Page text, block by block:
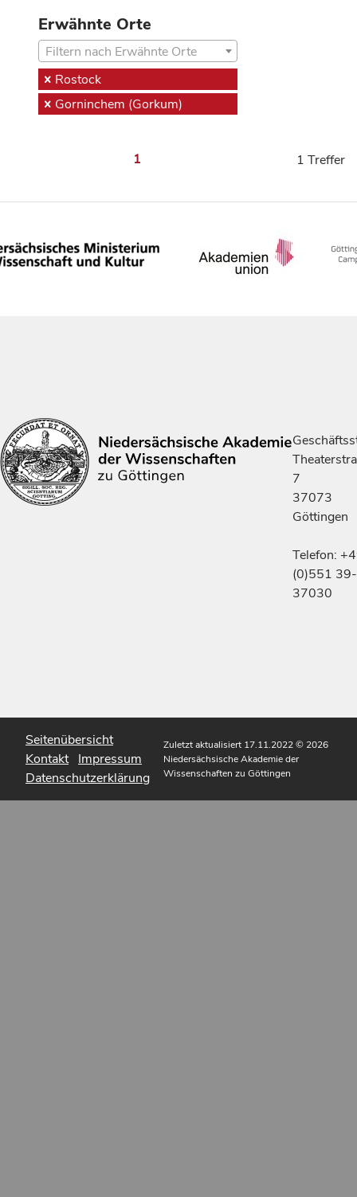
Erwähnte Orte
Filtern nach Erwähnte Orte
Rostock
Gorninchem (Gorkum)
1 1 Treffer
7
37073
Göttingen
Telefon:
(0)551 39-
37030
Seitenübersicht
Kontakt Impressum
Datenschutzerklärung
Zuletzt aktualisiert 17.11.2022© 2026
Niedersächsische Akademie der
Wissenschaften zu Göttingen